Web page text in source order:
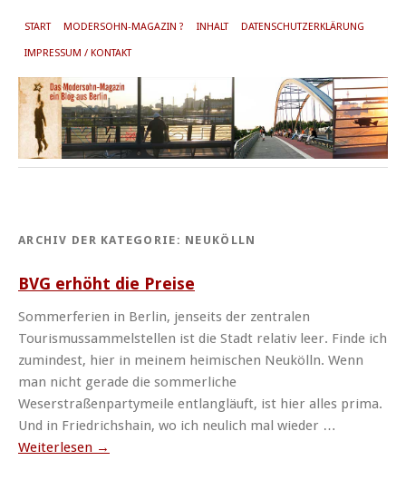
START MODERSOHN-MAGAZIN ? INHALT DATENSCHUTZERKLÄRUNG
IMPRESSUM / KONTAKT
ARCHIV DER KATEGORIE: NEUKÖLLN
BVG erhöht die Preise
Sommerferien in Berlin, jenseits der zentralen
Tourismussammelstellen ist die Stadt relativ leer. Finde ich
zumindest, hier in meinem heimischen Neukölln. Wenn
man nicht gerade die sommerliche
Weserstraßenpartymeile entlangläuft, ist hier alles prima.
Und in Friedrichshain, wo ich neulich mal wieder …
Weiterlesen →